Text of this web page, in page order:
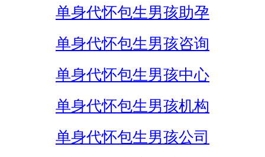
单身代怀包生男孩助孕
单身代怀包生男孩咨询
单身代怀包生男孩中心
单身代怀包生男孩机构
单身代怀包生男孩公司